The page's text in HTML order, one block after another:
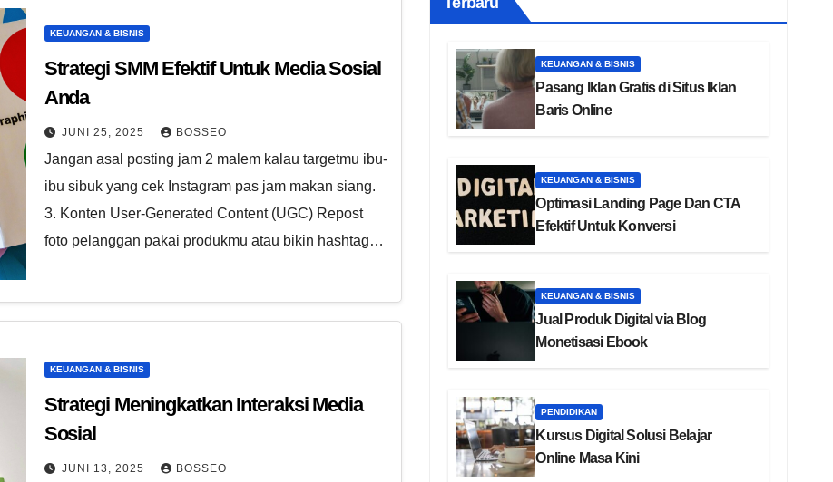
KEUANGAN & BISNIS
Strategi SMM Efektif Untuk Media Sosial
Anda
JUNI 25, 2025 BOSSEO
Jangan asal posting jam 2 malem kalau targetmu ibu-
ibu sibuk yang cek Instagram pas jam makan siang.
3. Konten User-Generated Content (UGC) Repost
foto pelanggan pakai produkmu atau bikin hashtag…
KEUANGAN & BISNIS
Strategi Meningkatkan Interaksi Media
Sosial
JUNI 13, 2025 BOSSEO
KEUANGAN & BISNIS
Pasang Iklan Gratis di Situs Iklan
Baris Online
KEUANGAN & BISNIS
Optimasi Landing Page Dan CTA
Efektif Untuk Konversi
KEUANGAN & BISNIS
Jual Produk Digital via Blog
Monetisasi Ebook
PENDIDIKAN
Kursus Digital Solusi Belajar
Online Masa Kini